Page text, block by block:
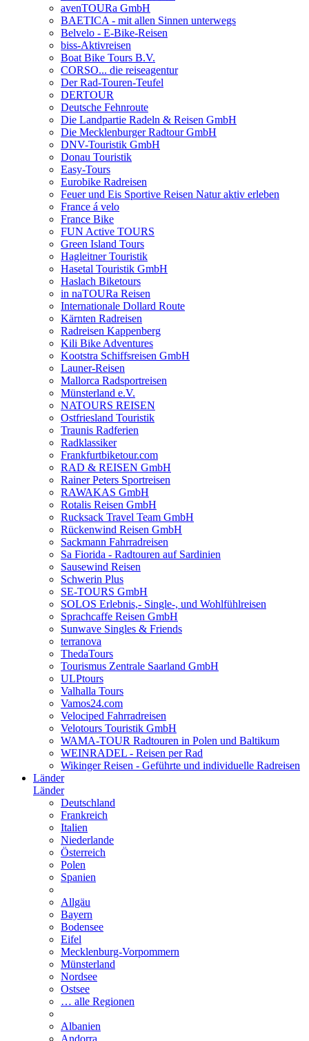
avenTOURa GmbH
BAETICA - mit allen Sinnen unterwegs
Belvelo - E-Bike-Reisen
biss-Aktivreisen
Boat Bike Tours B.V.
CORSO... die reiseagentur
Der Rad-Touren-Teufel
DERTOUR
Deutsche Fehnroute
Die Landpartie Radeln & Reisen GmbH
Die Mecklenburger Radtour GmbH
DNV-Touristik GmbH
Donau Touristik
Easy-Tours
Eurobike Radreisen
Feuer und Eis Sportive Reisen Natur aktiv erleben
France á velo
France Bike
FUN Active TOURS
Green Island Tours
Hagleitner Touristik
Hasetal Touristik GmbH
Haslach Biketours
in naTOURa Reisen
Internationale Dollard Route
Kärnten Radreisen
Radreisen Kappenberg
Kili Bike Adventures
Kootstra Schiffsreisen GmbH
Launer-Reisen
Mallorca Radsportreisen
Münsterland e.V.
NATOURS REISEN
Ostfriesland Touristik
Traunis Radferien
Radklassiker
Frankfurtbiketour.com
RAD & REISEN GmbH
Rainer Peters Sportreisen
RAWAKAS GmbH
Rotalis Reisen GmbH
Rucksack Travel Team GmbH
Rückenwind Reisen GmbH
Sackmann Fahrradreisen
Sa Fiorida - Radtouren auf Sardinien
Sausewind Reisen
Schwerin Plus
SE-TOURS GmbH
SOLOS Erlebnis,- Single-, und Wohlfühlreisen
Sprachcaffe Reisen GmbH
Sunwave Singles & Friends
terranova
ThedaTours
Tourismus Zentrale Saarland GmbH
ULPtours
Valhalla Tours
Vamos24.com
Velociped Fahrradreisen
Velotours Touristik GmbH
WAMA-TOUR Radtouren in Polen und Baltikum
WEINRADEL - Reisen per Rad
Wikinger Reisen - Geführte und individuelle Radreisen
Länder
Länder
Deutschland
Frankreich
Italien
Niederlande
Österreich
Polen
Spanien
Allgäu
Bayern
Bodensee
Eifel
Mecklenburg-Vorpommern
Münsterland
Nordsee
Ostsee
… alle Regionen
Albanien
Andorra